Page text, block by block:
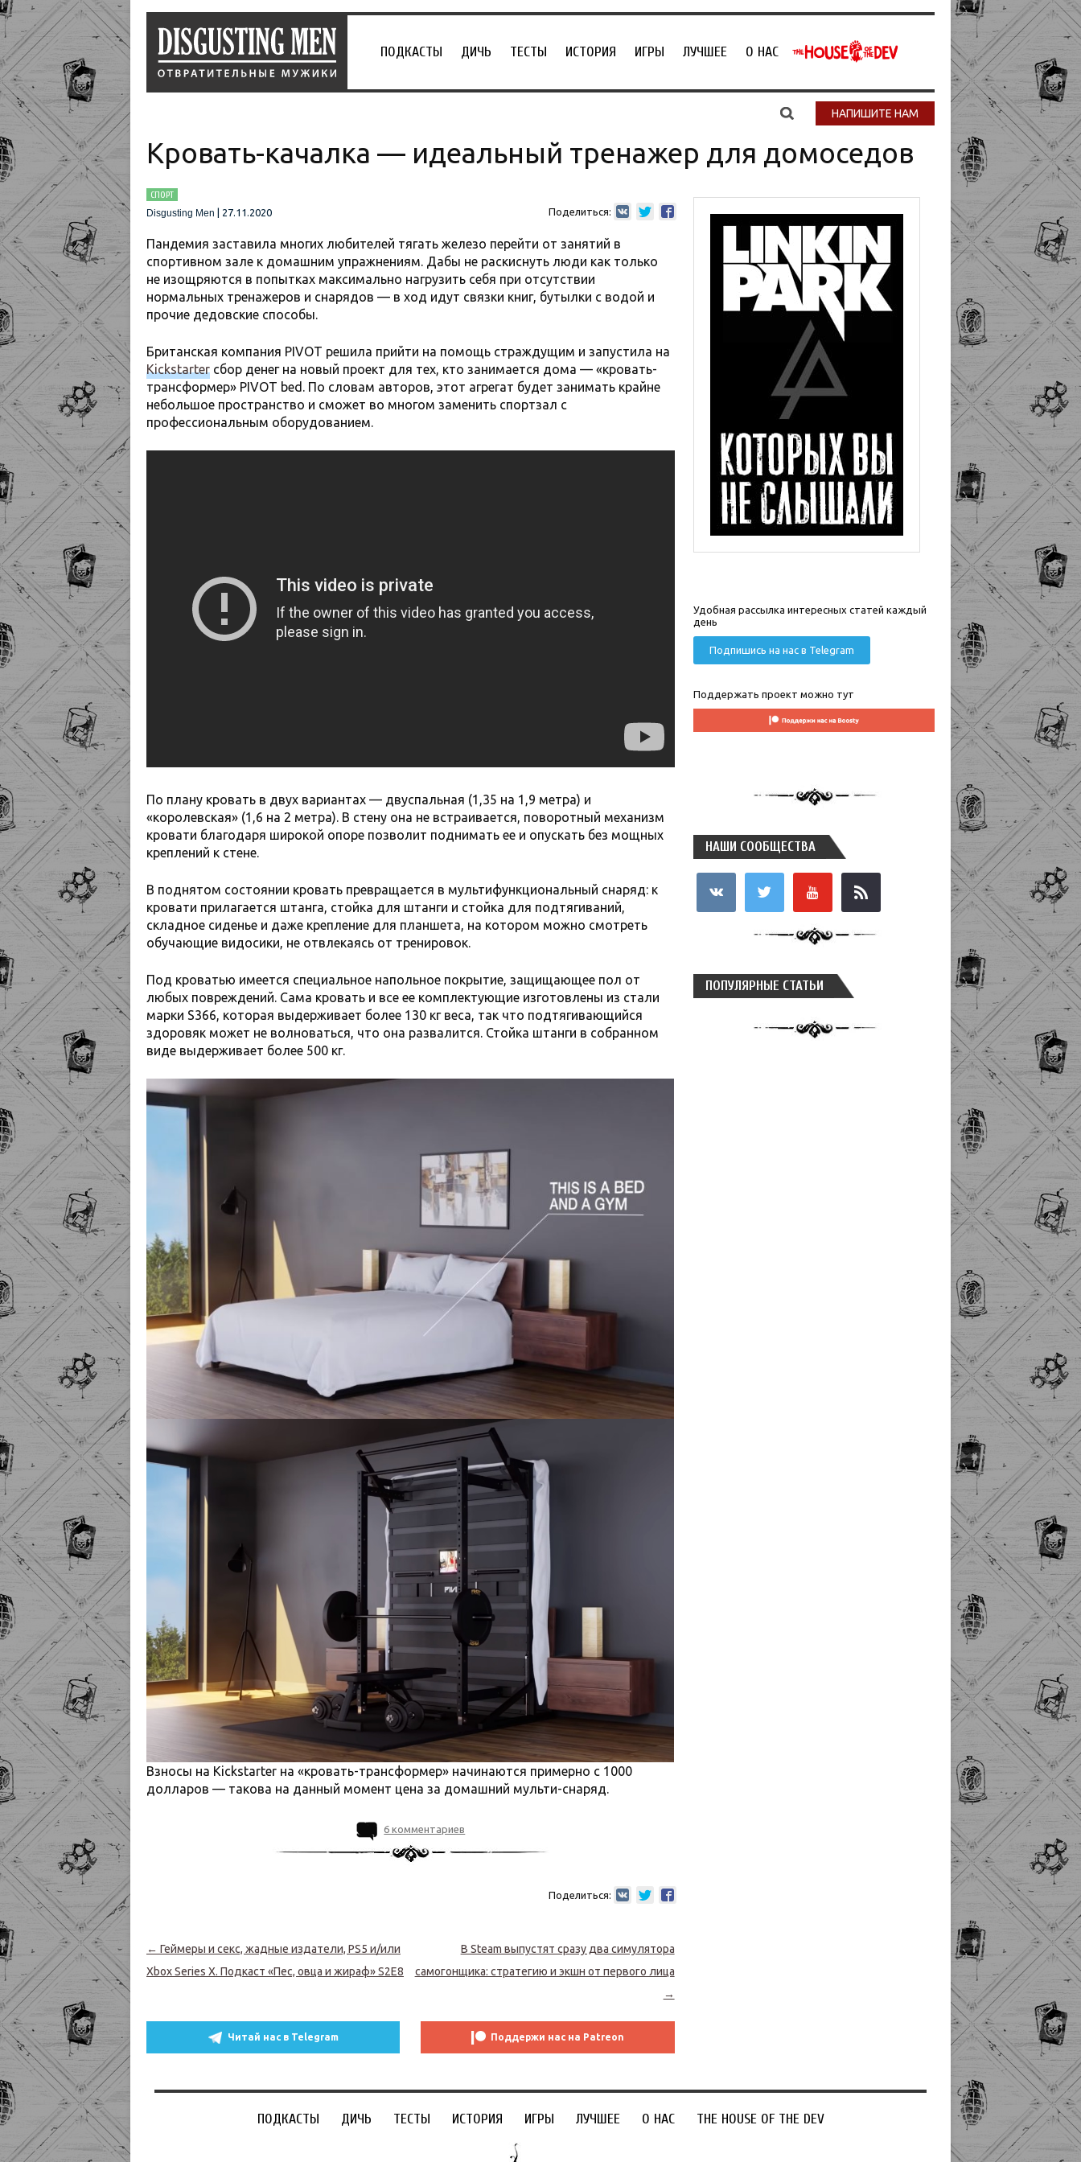
ПОДКАСТЫ ДИЧЬ ТЕСТЫ ИСТОРИЯ ИГРЫ ЛУЧШЕЕ О НАС
НАПИШИТЕ НАМ
Кровать-качалка — идеальный тренажер для домоседов
СПОРТ
Disgusting Men
27.11.2020 Поделиться:
Пандемия заставила многих любителей тягать железо перейти от занятий в
спортивном зале к домашним упражнениям. Дабы не раскиснуть люди как только
не изощряются в попытках максимально нагрузить себя при отсутствии
нормальных тренажеров и снарядов — в ход идут связки книг, бутылки с водой и
прочие дедовские способы.
Британская компания PIVOT решила прийти на помощь страждущим и запустила на
Kickstarter сбор денег на новый проект для тех, кто занимается дома — «кровать-
трансформер» PIVOT bed. По словам авторов, этот агрегат будет занимать крайне
небольшое пространство и сможет во многом заменить спортзал с
профессиональным оборудованием.
По плану кровать в двух вариантах — двуспальная (1,35 на 1,9 метра) и
«королевская» (1,6 на 2 метра). В стену она не встраивается, поворотный механизм
кровати благодаря широкой опоре позволит поднимать ее и опускать без мощных
креплений к стене.
В поднятом состоянии кровать превращается в мультифункциональный снаряд: к
кровати прилагается штанга, стойка для штанги и стойка для подтягиваний,
складное сиденье и даже крепление для планшета, на котором можно смотреть
обучающие видосики, не отвлекаясь от тренировок.
Под кроватью имеется специальное напольное покрытие, защищающее пол от
любых повреждений. Сама кровать и все ее комплектующие изготовлены из стали
марки S366, которая выдерживает более 130 кг веса, так что подтягивающийся
здоровяк может не волноваться, что она развалится. Стойка штанги в собранном
виде выдерживает более 500 кг.
Взносы на Kickstarter на «кровать-трансформер» начинаются примерно с 1000
долларов — такова на данный момент цена за домашний мульти-снаряд.
6 комментариев
Поделиться:
Навигация по записям
← Геймеры и секс, жадные издатели, PS5 и/или
Xbox Series X. Подкаст «Пес, овца и жираф» S2E8
В Steam выпустят сразу два симулятора
самогонщика: стратегию и экшн от первого лица
→
Читай нас в Telegram Поддержи нас на Patreon
Удобная рассылка интересных статей каждый
день
Подпишись на нас в Telegram
Поддержать проект можно тут
НАШИ СООБЩЕСТВА
ПОПУЛЯРНЫЕ СТАТЬИ
ПОДКАСТЫ ДИЧЬ ТЕСТЫ ИСТОРИЯ ИГРЫ ЛУЧШЕЕ О НАС THE HOUSE OF THE DEV